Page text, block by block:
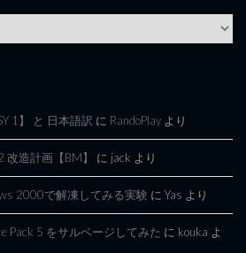
1】 と 日本語訳 に RandoPlay より
造計画【BM】 に jack より
2000で解凍してみる実験 に Yas より
Pack 5 をサルベージしてみた に kouka よ